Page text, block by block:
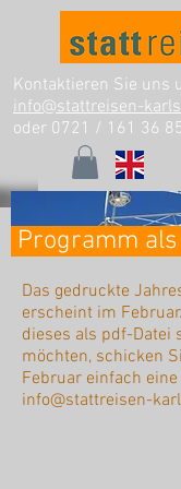
Kontaktieren Sie uns
info@stattreisen-
oder 0721 / 161 36 85
Programm als
Das gedruckte
erscheint im
dieses als pdf-Datei
möchten, schicken
Februar einfach eine
info@stattreisen-